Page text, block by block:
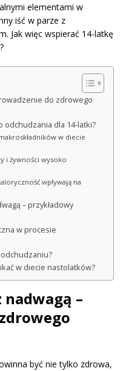
elementami w
iść w parze z
Jak więc wspierać 14-latkę
do zdrowego
odchudzania dla 14-latki?
w diecie
i żywności wysoko
wpływają na
– przykładowy
w procesie
w diecie nastolatków?
–
być nie tylko zdrowa,